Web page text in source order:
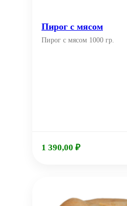
Пирог с мясом
Пирог с мясом 1000 гр.
1 390,00 ₽